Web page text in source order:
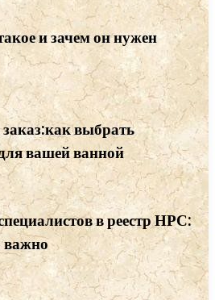
и зачем он нужен
выбрать
вашей ванной
в реестр НРС:
важно